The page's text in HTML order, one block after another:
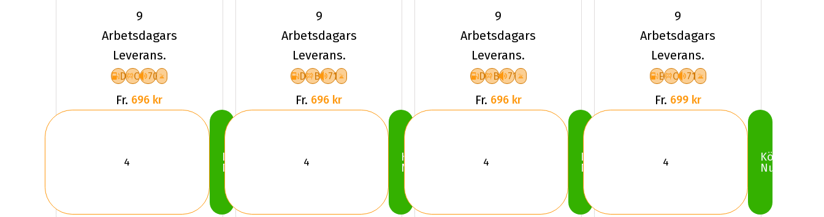
TYFOON
ALL-
SEASON 7
9
Arbetsdagars
Leverans.
D C 70
Fr. 696 kr
Köp
Nu
ALLSEASON
6
9
Arbetsdagars
Leverans.
D B 71
Fr. 696 kr
Köp
Nu
LANDSAIL
WINTER
LANDER
9
Arbetsdagars
Leverans.
D B 71
Fr. 696 kr
Köp
Nu
4-
SEASON
9
Arbetsdagars
Leverans.
E C 71
Fr. 699 kr
Köp
Nu